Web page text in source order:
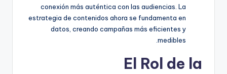
conexión más auténtica con las audiencias. La
estrategia de contenidos ahora se fundamenta en
datos, creando campañas más eficientes y
medibles.
El Rol de la